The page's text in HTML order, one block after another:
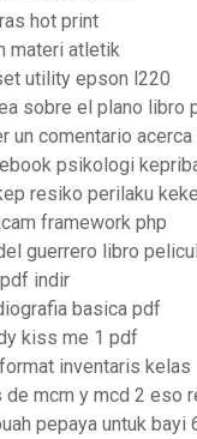
hot print
materi atletik
utility epson l220
sobre el plano libro
un comentario
psikologi
resiko perilaku
framework php
guerrero libro
indir
basica pdf
kiss me 1 pdf
inventaris kelas
de mcm y mcd 2 eso
pepaya untuk bayi